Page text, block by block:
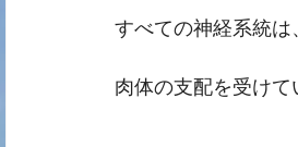
すべての神経系統は、
肉体の支配を受けて